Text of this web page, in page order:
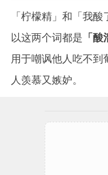
「柠檬精」和「我
以这两个词都是 「酸
用于嘲讽他人吃不到
人羡慕又嫉妒。